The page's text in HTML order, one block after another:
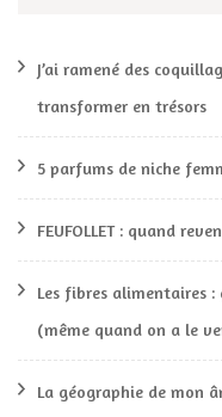
J’ai ramené des
transformer en trésors
5 parfums de niche
FEUFOLLET : quand
Les fibres alimentaires
(même quand on a le
La géographie de mon